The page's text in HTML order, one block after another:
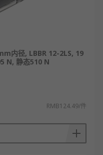
内径, LBBR 12-2LS, 19
N, 静态510 N
RMB124.49/件